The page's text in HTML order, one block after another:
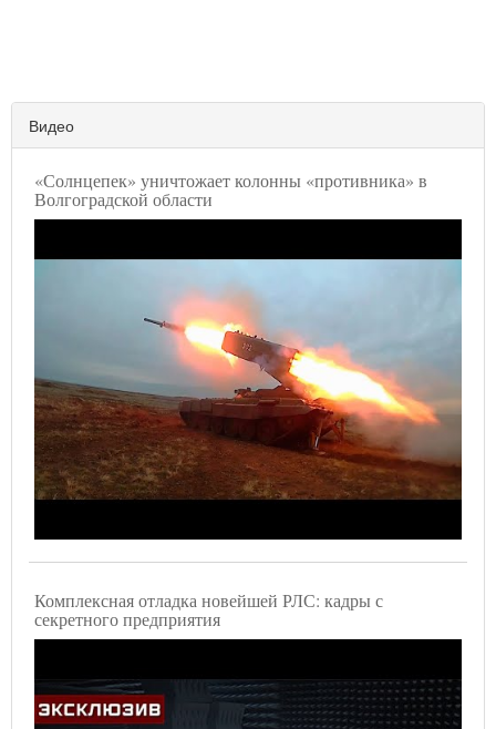
Видео
«Солнцепек» уничтожает колонны «противника» в
Волгоградской области
Комплексная отладка новейшей РЛС: кадры с
секретного предприятия